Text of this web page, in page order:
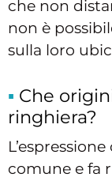
che non
non è
sulla loro
Che
ringhiera?
comune e fa